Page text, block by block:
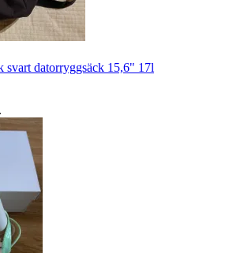
svart datorryggsäck 15,6" 17l
.